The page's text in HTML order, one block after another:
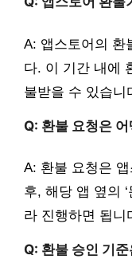
A: 앱스토어의 환
다. 이 기간 내에
불받을 수 있습니
Q: 환불 요청은
A: 환불 요청은 앱
후, 해당 앱 옆의
라 진행하면 됩니
Q: 환불 승인 기